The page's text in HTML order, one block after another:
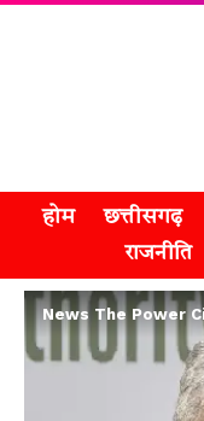
होम छत्तीसगढ़
राजनीति
News The Power